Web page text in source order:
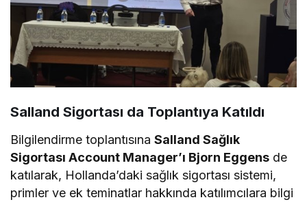
Salland Sigortası da Toplantıya Katıldı
Bilgilendirme toplantısınaSalland Sağlık
Sigortası Account Manager’ı Bjorn Eggens de
katılarak, Hollanda’daki sağlık sigortası sistemi,
primler ve ek teminatlar hakkında katılımcılara bilgi